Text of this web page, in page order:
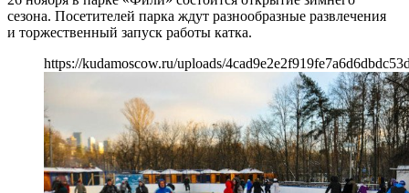
сезона. Посетителей парка ждут разнообразные развлечения
и торжественный запуск работы катка.
https://kudamoscow.ru/uploads/